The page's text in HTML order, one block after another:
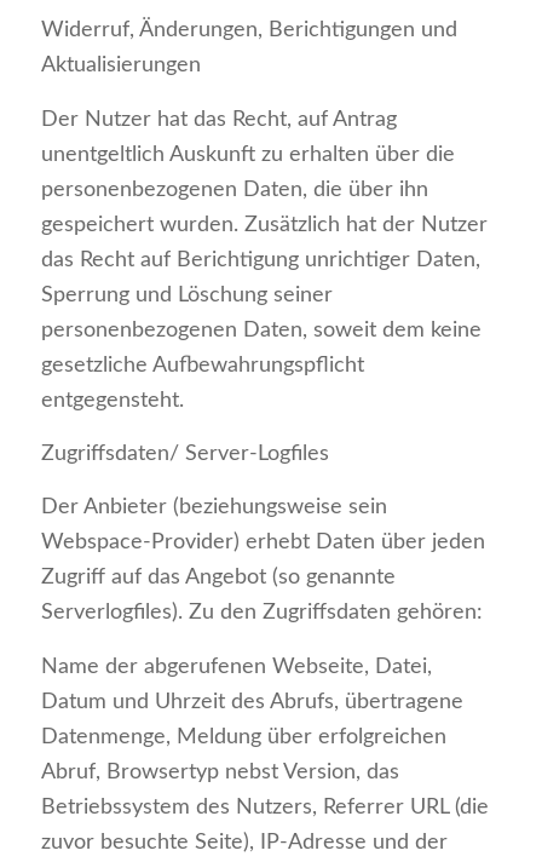
Widerruf, Änderungen, Berichtigungen und
Aktualisierungen
Der Nutzer hat das Recht, auf Antrag
unentgeltlich Auskunft zu erhalten über die
personenbezogenen Daten, die über ihn
gespeichert wurden. Zusätzlich hat der Nutzer
das Recht auf Berichtigung unrichtiger Daten,
Sperrung und Löschung seiner
personenbezogenen Daten, soweit dem keine
gesetzliche Aufbewahrungspflicht
entgegensteht.
Zugriffsdaten/ Server-Logfiles
Der Anbieter (beziehungsweise sein
Webspace-Provider) erhebt Daten über jeden
Zugriff auf das Angebot (so genannte
Serverlogfiles). Zu den Zugriffsdaten gehören:
Name der abgerufenen Webseite, Datei,
Datum und Uhrzeit des Abrufs, übertragene
Datenmenge, Meldung über erfolgreichen
Abruf, Browsertyp nebst Version, das
Betriebssystem des Nutzers, Referrer URL (die
zuvor besuchte Seite), IP-Adresse und der